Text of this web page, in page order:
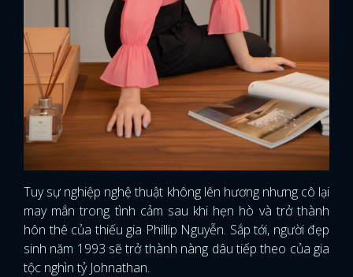
Tuy sự nghiệp nghệ thuật không lên hương nhưng cô lại
may mắn trong tình cảm sau khi hẹn hò và trở thành
hôn thê của thiếu gia Phillip Nguyễn. Sắp tới, người đẹp
sinh năm 1993 sẽ trở thành nàng dâu tiếp theo của gia
tộc nghìn tỷ Johnathan.